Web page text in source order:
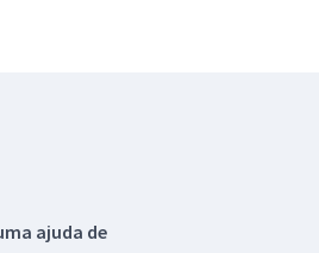
ajuda de